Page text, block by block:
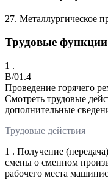
27. Металлургическое
Трудовые
1 .
B/01.4
Проведение горячего
Смотреть трудовые
дополнительные
Трудовые действия
1 . Получение
смены о сменном
рабочего места